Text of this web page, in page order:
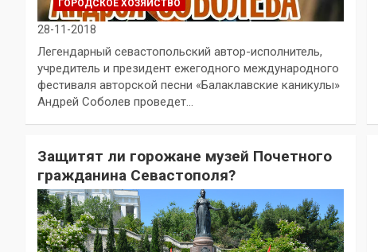
ГОРОДСКОЕ ХОЗЯЙСТВО
28-11-2018
Легендарный севастопольский автор-исполнитель,
учредитель и президент ежегодного международного
фестиваля авторской песни «Балаклавские каникулы»
Андрей Соболев проведет…
Защитят ли горожане музей Почетного
гражданина Севастополя?